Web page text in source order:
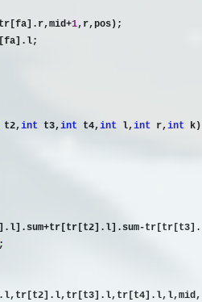
+1,r,pos);
t2,int t3,int t4,int l,int r,int k)
;